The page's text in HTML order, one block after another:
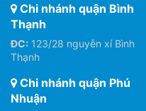
Chi nhánh quận Bình
Thạnh
ĐC: 123/28 nguyễn xí Bình
Thạnh
Chi nhánh quận Phú
Nhuận